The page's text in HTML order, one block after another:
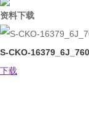
资料下载
S-CKO-
下载